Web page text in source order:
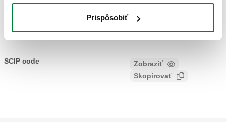
Prispôsobiť
Zobraziť
kompletnom stave s: – podkotlovým magnetickým filtrom, –
podkotlovým polyfosfátovým dávkovačom.
SCIP code
Zobraziť
Skopírovať